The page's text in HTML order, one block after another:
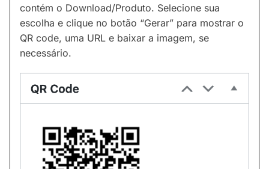
contém o Download/Produto. Selecione sua
escolha e clique no botão “Gerar” para mostrar o
QR code, uma URL e baixar a imagem, se
necessário.